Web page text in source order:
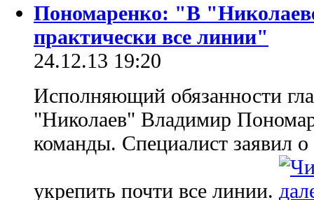
Пономаренко: "В
практически все линии"
24.12.13 19:20
Исполняющий обязанности
"Николаев" Владимир
команды. Специалист заявил
укрепить почти все линии.